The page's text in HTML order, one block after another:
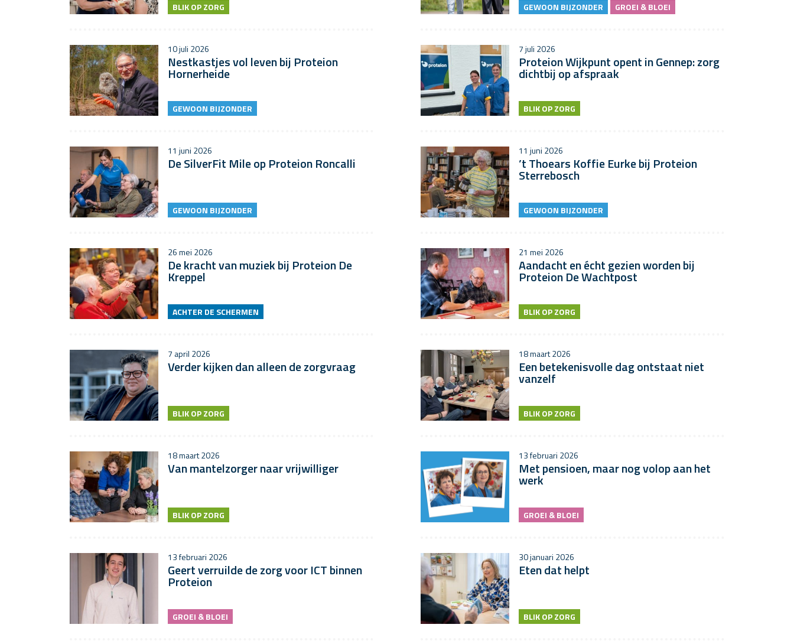
BLIK OP ZORG GEWOON BIJZONDER GROEI & BLOEI
10 juli 2026
Nestkastjes vol leven bij Proteion
Hornerheide
GEWOON BIJZONDER
7 juli 2026
Proteion Wijkpunt opent in Gennep: zorg
dichtbij op afspraak
BLIK OP ZORG
11 juni 2026
De SilverFit Mile op Proteion Roncalli
GEWOON BIJZONDER
11 juni 2026
’t Thoears Koffie Eurke bij Proteion
Sterrebosch
GEWOON BIJZONDER
26 mei 2026
De kracht van muziek bij Proteion De
Kreppel
ACHTER DE SCHERMEN
21 mei 2026
Aandacht en écht gezien worden bij
Proteion De Wachtpost
BLIK OP ZORG
7 april 2026
Verder kijken dan alleen de zorgvraag
BLIK OP ZORG
18 maart 2026
Een betekenisvolle dag ontstaat niet
vanzelf
BLIK OP ZORG
18 maart 2026
Van mantelzorger naar vrijwilliger
BLIK OP ZORG
13 februari 2026
Met pensioen, maar nog volop aan het
werk
GROEI & BLOEI
13 februari 2026
Geert verruilde de zorg voor ICT binnen
Proteion
GROEI & BLOEI
30 januari 2026
Eten dat helpt
BLIK OP ZORG